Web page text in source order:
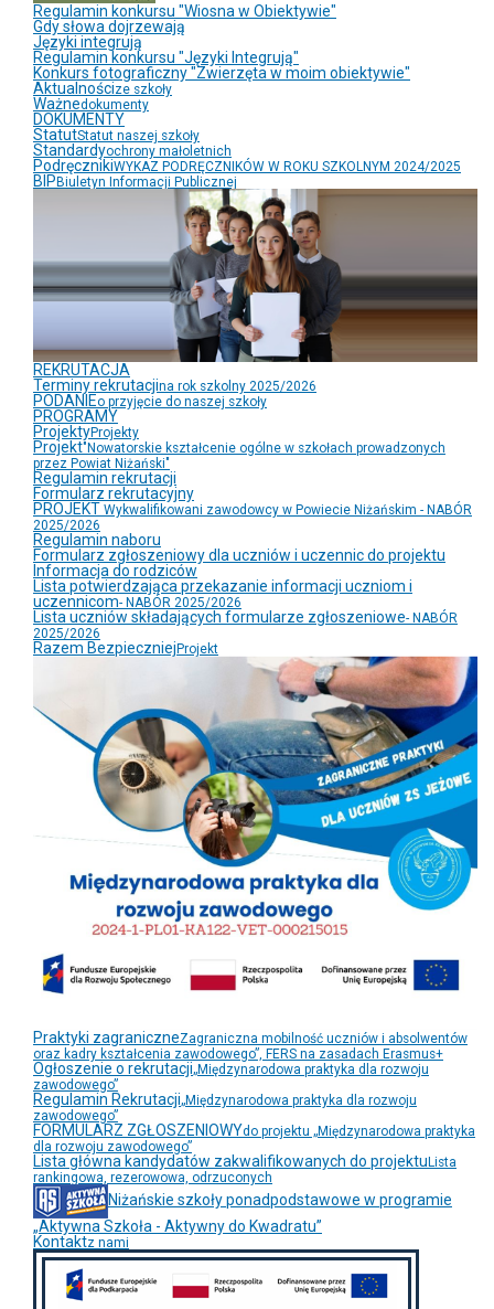
Regulamin konkursu "Wiosna w Obiektywie"
Gdy słowa dojrzewają
Języki integrują
Regulamin konkursu "Języki Integrują"
Konkurs fotograficzny "Zwierzęta w moim obiektywie"
Aktualnościze szkoły
Ważnedokumenty
DOKUMENTY
StatutStatut naszej szkoły
Standardyochrony małoletnich
PodręcznikiWYKAZ PODRĘCZNIKÓW W ROKU SZKOLNYM 2024/2025
BIPBiuletyn Informacji Publicznej
REKRUTACJA
Terminy rekrutacjina rok szkolny 2025/2026
PODANIEo przyjęcie do naszej szkoły
PROGRAMY
ProjektyProjekty
Projekt"Nowatorskie kształcenie ogólne w szkołach prowadzonych
przez Powiat Niżański"
Regulamin rekrutacji
Formularz rekrutacyjny
PROJEKT Wykwalifikowani zawodowcy w Powiecie Niżańskim - NABÓR
2025/2026
Regulamin naboru
Formularz zgłoszeniowy dla uczniów i uczennic do projektu
Informacja do rodziców
Lista potwierdzająca przekazanie informacji uczniom i
uczennicom- NABÓR 2025/2026
Lista uczniów składających formularze zgłoszeniowe- NABÓR
2025/2026
Razem Bezpieczniej Projekt
Praktyki zagraniczneZagraniczna mobilność uczniów i absolwentów
oraz kadry kształcenia zawodowego”, FERS na zasadach Erasmus+
Ogłoszenie o rekrutacji„Międzynarodowa praktyka dla rozwoju
zawodowego”
Regulamin Rekrutacji„Międzynarodowa praktyka dla rozwoju
zawodowego”
FORMULARZ ZGŁOSZENIOWYdo projektu „Międzynarodowa praktyka
dla rozwoju zawodowego”
Lista główna kandydatów zakwalifikowanych do projektu Lista
rankingowa, rezerowowa, odrzuconych
Niżańskie szkoły ponadpodstawowe w programie
„Aktywna Szkoła - Aktywny do Kwadratu”
Kontaktz nami